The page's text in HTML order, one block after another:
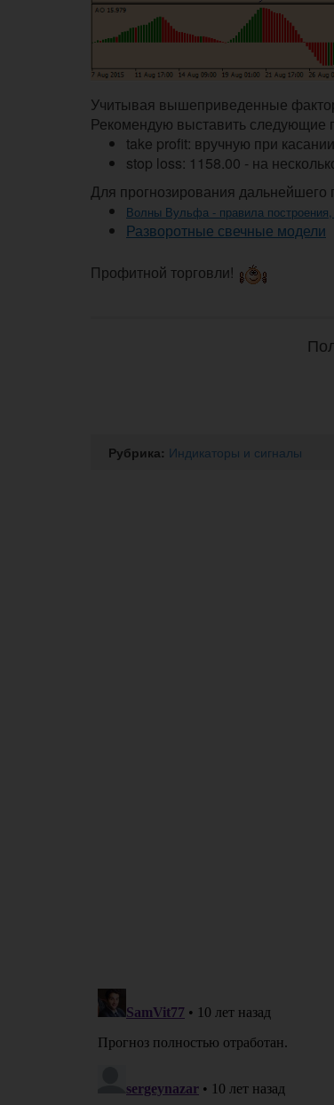
Учитывая вышеприведенные
Рекомендую выставить следующие
take profit: вручную при
stop loss: 1158.00 - на
Для прогнозирования дальнейшего
Волны Вульфа - правила
Разворотные свечные модели
Профитной торговли!
Рубрика: Индикаторы и сигналы